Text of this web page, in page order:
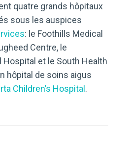
quatre grands hôpitaux
sous les auspices
: le Foothills Medical
Centre, le
Hospital et le South Health
hôpital de soins aigus
Children’s Hospital .